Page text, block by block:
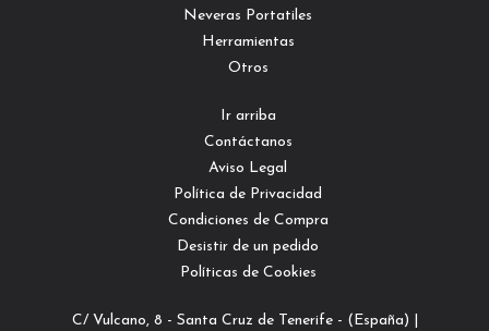
Neveras Portatiles
Herramientas
Otros
Ir arriba
Contáctanos
Aviso Legal
Política de Privacidad
Condiciones de Compra
Desistir de un pedido
Políticas de Cookies
C/ Vulcano, 8 - Santa Cruz de Tenerife - (España) |